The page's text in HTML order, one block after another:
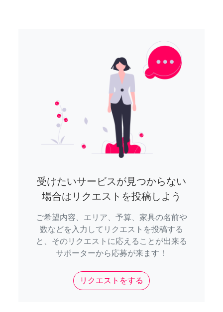
受けたいサービスが見つからない
場合はリクエストを投稿しよう
ご希望内容、エリア、予算、家具の名前や
数などを入力してリクエストを投稿する
と、そのリクエストに応えることが出来る
サポーターから応募が来ます！
リクエストをする